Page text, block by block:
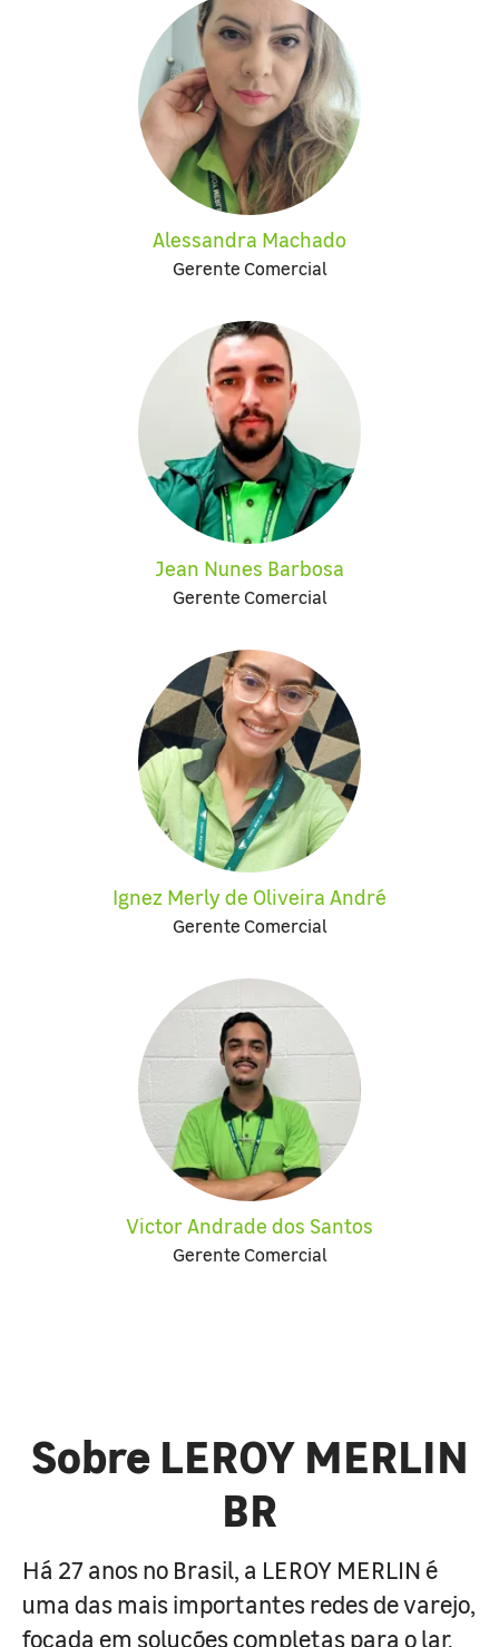
Alessandra Machado
Gerente Comercial
Jean Nunes Barbosa
Gerente Comercial
Ignez Merly de Oliveira André
Gerente Comercial
Victor Andrade dos Santos
Gerente Comercial
Sobre LEROY MERLIN
BR
Há 27 anos no Brasil, a LEROY MERLIN é
uma das mais importantes redes de varejo,
focada em soluções completas para o lar.